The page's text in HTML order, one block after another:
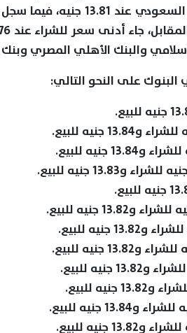
الكويتي أعلى سعر لشراء الريال
والبنك الأهلي المصري
على النحو التالي: